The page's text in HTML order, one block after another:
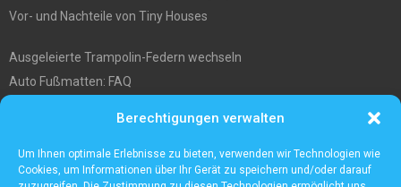
Berechtigungen verwalten
Um Ihnen optimale Erlebnisse zu bieten, verwenden wir Technologien wie
Cookies, um Informationen über Ihr Gerät zu speichern und/oder darauf
Vor- und Nachteile von Tiny Houses
Ausgeleierte Trampolin-Federn wechseln
Auto Fußmatten: FAQ
Was Sie über die Außenlagerung von Waren und Produkten wissen
müssen